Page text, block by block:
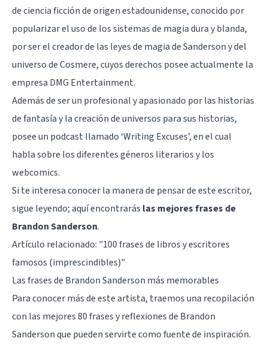
de ciencia ficción de origen estadounidense, conocido por
popularizar el uso de los sistemas de magia dura y blanda,
por ser el creador de las leyes de magia de Sanderson y del
universo de Cosmere, cuyos derechos posee actualmente la
empresa DMG Entertainment.
Además de ser un profesional y apasionado por las historias
de fantasía y la creación de universos para sus historias,
posee un podcast llamado ‘Writing Excuses’, en el cual
habla sobre los diferentes géneros literarios y los
webcomics.
Si te interesa conocer la manera de pensar de este escritor,
sigue leyendo; aquí encontrarás las mejores frases de
Brandon Sanderson.
Artículo relacionado: "100 frases de libros y escritores
famosos (imprescindibles)"
Las frases de Brandon Sanderson más memorables
Para conocer más de este artista, traemos una recopilación
con las mejores 80 frases y reflexiones de Brandon
Sanderson que pueden servirte como fuente de inspiración.